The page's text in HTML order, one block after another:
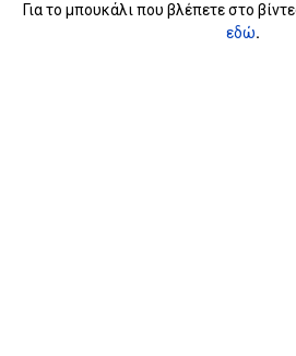
Για το μπουκάλι που βλέπετε στο
εδώ.